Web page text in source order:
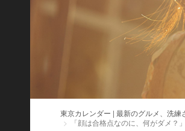
東京カレンダー | 最新のグルメ、洗練
「顔は合格点なのに、何がダメ